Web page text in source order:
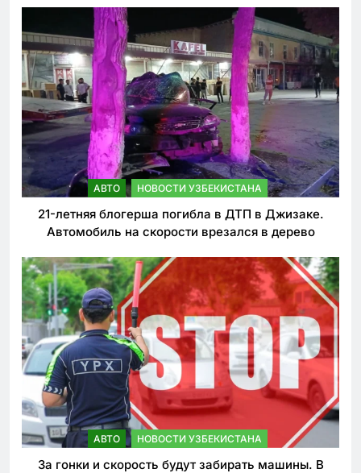
АВТО НОВОСТИ УЗБЕКИСТАНА
21-летняя блогерша погибла в ДТП в Джизаке.
Автомобиль на скорости врезался в дерево
АВТО НОВОСТИ УЗБЕКИСТАНА
За гонки и скорость будут забирать машины. В